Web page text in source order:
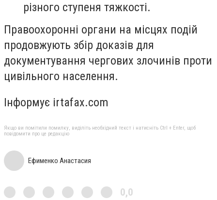
різного ступеня тяжкості.
Правоохоронні органи на місцях подій
продовжують збір доказів для
документування чергових злочинів проти
цивільного населення.
Інформує irtafax.com
Якщо ви помітили помилку, виділіть необхідний текст і натисніть Ctrl + Enter, щоб
повідомити про це редакцію
Ефименко Анастасия
0,0